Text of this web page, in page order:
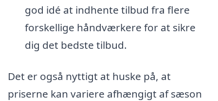
god idé at indhente tilbud fra flere
forskellige håndværkere for at sikre
dig det bedste tilbud.
Det er også nyttigt at huske på, at
priserne kan variere afhængigt af sæson